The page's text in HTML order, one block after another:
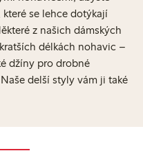
se lehce dotýkají
z našich dámských
délkách nohavic –
džíny pro drobné
delší styly vám ji také